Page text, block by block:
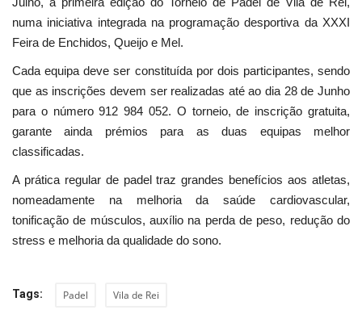
numa iniciativa integrada na programação desportiva da XXXI
Feira de Enchidos, Queijo e Mel.
Cada equipa deve ser constituída por dois participantes, sendo
que as inscrições devem ser realizadas até ao dia 28 de Junho
para o número 912 984 052. O torneio, de inscrição gratuita,
garante ainda prémios para as duas equipas melhor
classificadas.
A prática regular de padel traz grandes benefícios aos atletas,
nomeadamente na melhoria da saúde cardiovascular,
tonificação de músculos, auxílio na perda de peso, redução do
stress e melhoria da qualidade do sono.
Tags: Padel Vila de Rei